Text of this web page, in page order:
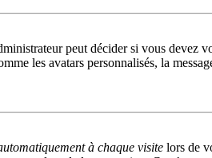
peut décider si vous devez
les avatars personnalisés, la
à chaque visite lors de